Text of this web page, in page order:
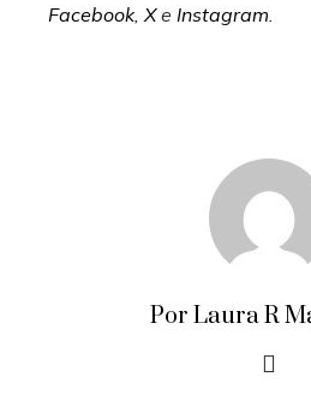
Facebook, Xe Instagram
Por Laura R